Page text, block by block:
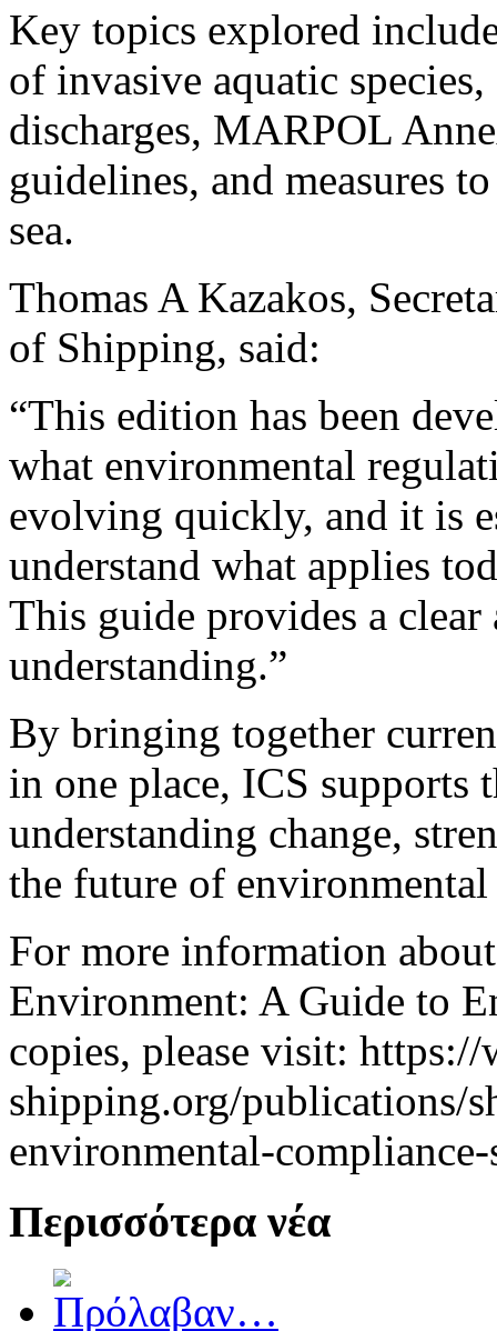
Key topics explored
of invasive aquatic
discharges, MARPOL
guidelines, and measures
sea.
Thomas A Kazakos,
of Shipping, said:
“This edition has been
what environmental
evolving quickly, and it is
understand what applies
This guide provides a
understanding.”
By bringing together
in one place, ICS
understanding change,
the future of
For more information
Environment: A Guide to
copies, please visit:
shipping.org/publications/
environmental-
Περισσότερα νέα